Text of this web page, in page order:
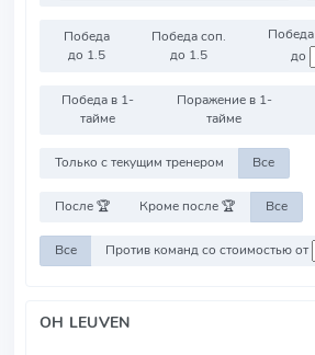
Победа
до 1.5
Победа соп.
до 1.5
до
Победа в 1-
тайме
Поражение в 1-
тайме
Только с текущим тренером Все
После 🏆 Кроме после 🏆 Все
Все Против команд со стоимостью от
OH LEUVEN